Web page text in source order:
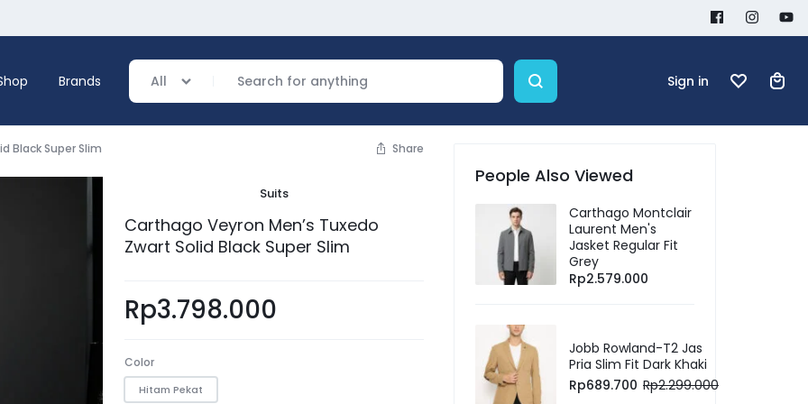
Brands All Sign in
Black Super Slim Share
Suits
Carthago Veyron Men’s Tuxedo
Zwart Solid Black Super Slim
Rp3.798.000
Color
Hitam Pekat
People Also Viewed
Carthago Montclair
Laurent Men's
Jasket Regular Fit
Grey
Rp2.579.000
Jobb Rowland-T2 Jas
Pria Slim Fit Dark Khaki
Rp689.700 Rp2.299.000